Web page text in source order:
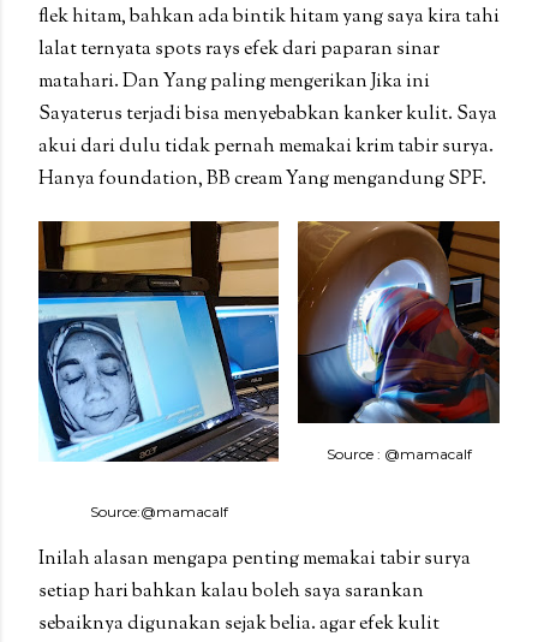
flek hitam, bahkan ada bintik hitam yang saya kira tahi
lalat ternyata spots rays efek dari paparan sinar
matahari. Dan Yang paling mengerikan Jika ini
Sayaterus terjadi bisa menyebabkan kanker kulit. Saya
akui dari dulu tidak pernah memakai krim tabir surya.
Hanya foundation, BB cream Yang mengandung SPF.
Source:@mamacalf
Source : @mamacalf
Inilah alasan mengapa penting memakai tabir surya
setiap hari bahkan kalau boleh saya sarankan
sebaiknya digunakan sejak belia. agar efek kulit